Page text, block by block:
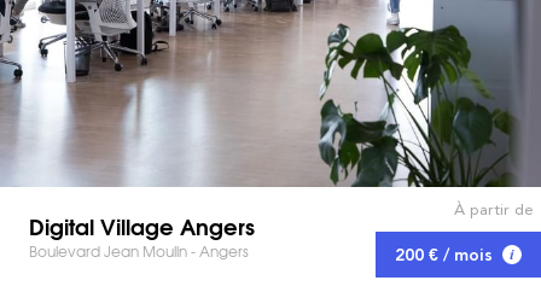
Digital Village Angers
Boulevard Jean Moulin - Angers
À partir de
200 € / mois